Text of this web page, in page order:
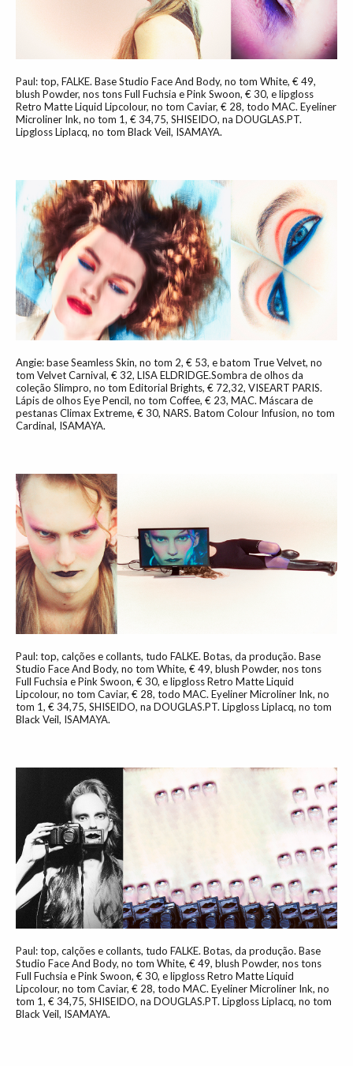
Paul: top, FALKE. Base Studio Face And Body, no tom White, € 49,
blush Powder, nos tons Full Fuchsia e Pink Swoon, € 30, e lipgloss
Retro Matte Liquid Lipcolour, no tom Caviar, € 28, todo MAC. Eyeliner
Microliner Ink, no tom 1, € 34,75, SHISEIDO, na DOUGLAS.PT.
Lipgloss Liplacq, no tom Black Veil, ISAMAYA.
Angie: base Seamless Skin, no tom 2, € 53, e batom True Velvet, no
tom Velvet Carnival, € 32, LISA ELDRIDGE.Sombra de olhos da
coleção Slimpro, no tom Editorial Brights, € 72,32, VISEART PARIS.
Lápis de olhos Eye Pencil, no tom Coffee, € 23, MAC. Máscara de
pestanas Climax Extreme, € 30, NARS. Batom Colour Infusion, no tom
Cardinal, ISAMAYA.
Paul: top, calções e collants, tudo FALKE. Botas, da produção. Base
Studio Face And Body, no tom White, € 49, blush Powder, nos tons
Full Fuchsia e Pink Swoon, € 30, e lipgloss Retro Matte Liquid
Lipcolour, no tom Caviar, € 28, todo MAC. Eyeliner Microliner Ink, no
tom 1, € 34,75, SHISEIDO, na DOUGLAS.PT. Lipgloss Liplacq, no tom
Black Veil, ISAMAYA.
Paul: top, calções e collants, tudo FALKE. Botas, da produção. Base
Studio Face And Body, no tom White, € 49, blush Powder, nos tons
Full Fuchsia e Pink Swoon, € 30, e lipgloss Retro Matte Liquid
Lipcolour, no tom Caviar, € 28, todo MAC. Eyeliner Microliner Ink, no
tom 1, € 34,75, SHISEIDO, na DOUGLAS.PT. Lipgloss Liplacq, no tom
Black Veil, ISAMAYA.